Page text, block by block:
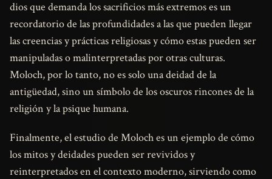
dios que demanda los sacrificios más extremos es un
recordatorio de las profundidades a las que pueden llegar
las creencias y prácticas religiosas y cómo estas pueden ser
manipuladas o malinterpretadas por otras culturas.
Moloch, por lo tanto, no es solo una deidad de la
antigüedad, sino un símbolo de los oscuros rincones de la
religión y la psique humana.
Finalmente, el estudio de Moloch es un ejemplo de cómo
los mitos y deidades pueden ser revividos y
reinterpretados en el contexto moderno, sirviendo como